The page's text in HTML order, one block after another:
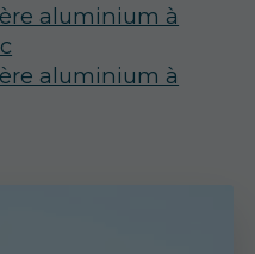
aluminium à
aluminium à